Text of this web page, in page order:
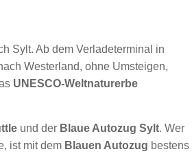
Sylt. Ab dem Verladeterminal in
Westerland, ohne Umsteigen,
UNESCO-Weltnaturerbe
und der Blaue Autozug Sylt. Wer
ist mit dem Blauen Autozug bestens